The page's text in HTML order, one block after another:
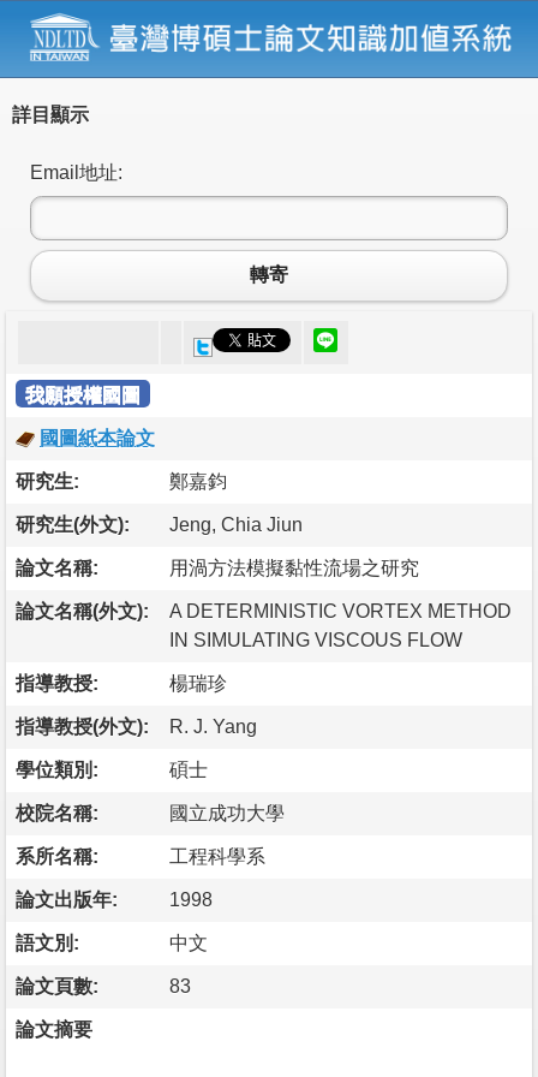
詳目顯示
Email地址:
轉寄
我願授權國圖
國圖紙本論文
研究生: 鄭嘉鈞
研究生(外文): Jeng, Chia Jiun
論文名稱: 用渦方法模擬黏性流場之研究
論文名稱(外文):
A DETERMINISTIC VORTEX METHOD
IN SIMULATING VISCOUS FLOW
指導教授: 楊瑞珍
指導教授(外文): R. J. Yang
學位類別: 碩士
校院名稱: 國立成功大學
系所名稱: 工程科學系
論文出版年: 1998
語文別: 中文
論文頁數: 83
論文摘要